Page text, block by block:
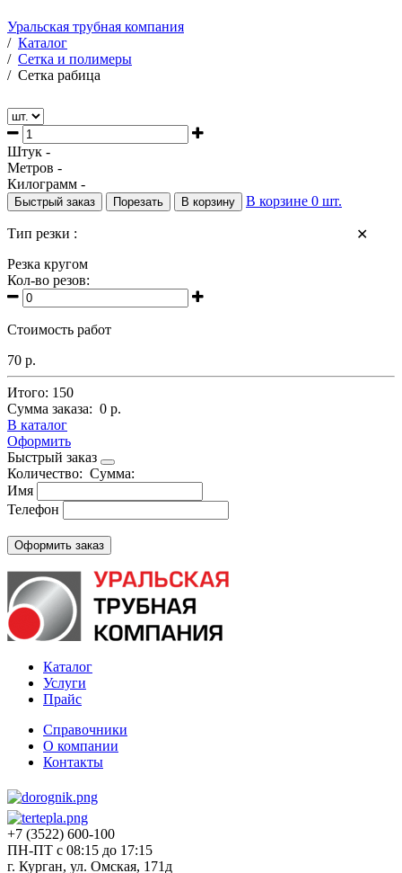
Уральская трубная компания
/ Каталог
/ Сетка и полимеры
/ Сетка рабица
Штук -
Метров -
Килограмм -
Быстрый заказ Порезать В корзину В корзине 0 шт.
✕
Тип резки :
Резка кругом
Кол-во резов:
Стоимость работ
70 р.
Итого: 150
Сумма заказа: 0 р.
В каталог
Оформить
Быстрый заказ
Количество: Сумма:
Имя
Телефон
Каталог
Услуги
Прайс
Справочники
О компании
Контакты
+7 (3522) 600-100
ПН-ПТ с 08:15 до 17:15
г. Курган, ул. Омская, 171д